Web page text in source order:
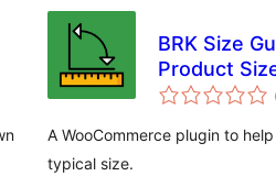
BRK Size
Product
A WooCommerce plugin to
typical size.